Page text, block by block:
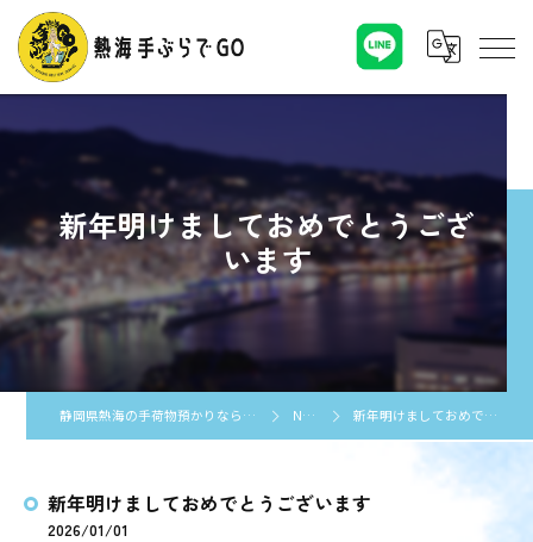
新年明けましておめでとうござ
います
静岡県熱海の手荷物預かりなら熱海手ぶらでGO NEWS 新年明けましておめでとうございます
新年明けましておめでとうございます
2026/01/01